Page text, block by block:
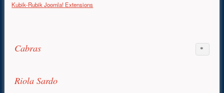
Kubik-Rubik Joomla! Extensions
Cabras
Infanzia
Riola Sardo